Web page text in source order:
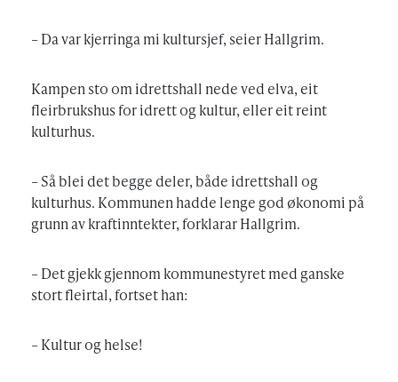
– Da var kjerringa mi kultursjef, seier Hallgrim.
Kampen sto om idrettshall nede ved elva, eit
fleirbrukshus for idrett og kultur, eller eit reint
kulturhus.
– Så blei det begge deler, både idrettshall og
kulturhus. Kommunen hadde lenge god økonomi på
grunn av kraftinntekter, forklarar Hallgrim.
– Det gjekk gjennom kommunestyret med ganske
stort fleirtal, fortset han:
– Kultur og helse!